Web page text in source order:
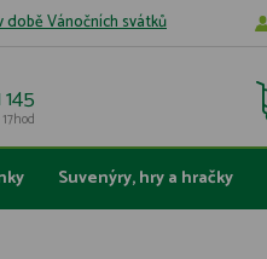
době Vánočních svátků
Suvenýry, hry a hračky